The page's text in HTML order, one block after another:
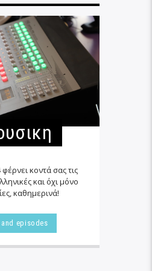
κοντά σας τις
και όχι μόνο
καθημερινά!
episodes